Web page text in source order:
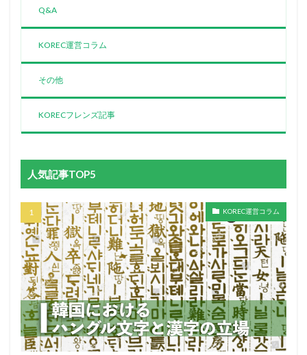
Q&A
KOREC運営コラム
その他
KORECフレンズ記事
人気記事TOP5
KOREC運営コラム